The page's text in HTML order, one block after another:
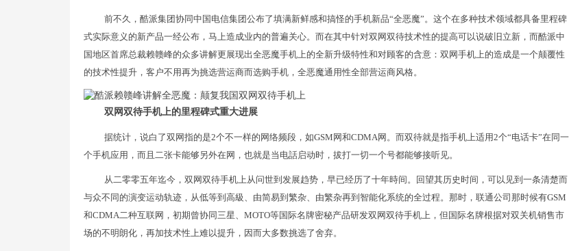
前不久，酷派集团协同中国电信集团公布了填满新鲜感和搞怪的手机新品“全恶魔”。这个在多种技术领域都具备里程碑
式实际意义的新产品一经公布，马上造成业内的普遍关心。而在其中针对双网双待技术性的提高可以说破旧立新，而酷派中
国地区首席总裁赖赣峰的众多讲解更展现出全恶魔手机上的全新升级特性和对顾客的含意：双网手机上的造成是一个颠覆性
的技术性提升，客户不用再为挑选营运商而选购手机，全恶魔通用性全部营运商风格。
双网双待手机上的里程碑式重大进展
据统计，说白了双网指的是2个不一样的网络频段，如GSM网和CDMA网。而双待就是指手机上适用2个“电话卡”在同一
个手机应用，而且二张卡能够另外在网，也就是当电話启动时，拔打一切一个号都能够接听见。
从二零零五年迄今，双网双待手机上从问世到发展趋势，早已经历了十年時间。回望其历史时间，可以见到一条清楚而
与众不同的演变运动轨迹，从低等到高級、由简易到繁杂、由繁杂再到智能化系统的全过程。那时，联通公司那时候有GSM
和CDMA二种互联网，初期曾协同三星、MOTO等国际名牌密秘产品研发双网双待手机上，但国际名牌根据对双关机销售市
场的不明朗化，再加技术性上难以提升，因而大多数挑选了舍弃。